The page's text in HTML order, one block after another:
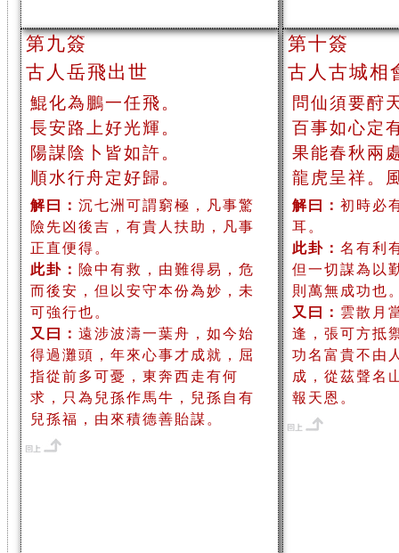
第九簽
古人岳飛出世
鯤化為鵬一任飛。
長安路上好光輝。
陽謀陰卜皆如許。
順水行舟定好歸。
解曰： 沉七洲可謂窮極，凡事驚
險先凶後吉，有貴人扶助，凡事
正直便得。
此卦： 險中有救，由難得易，危
而後安，但以安守本份為妙，未
可強行也。
又曰： 遠涉波濤一葉舟，如今始
得過灘頭，年來心事才成就，屈
指從前多可憂，東奔西走有何
求，只為兒孫作馬牛，兒孫自有
兒孫福，由來積德善貽謀。
第十簽
古人古城相
問仙須要酧
百事如心定
果能春秋兩
龍虎呈祥。
解曰： 初時必
耳。
此卦： 名有利
但一切謀為以
則萬無成功也
又曰： 雲散月
逢，張可方抵
功名富貴不由
成，從茲聲名
報天恩。